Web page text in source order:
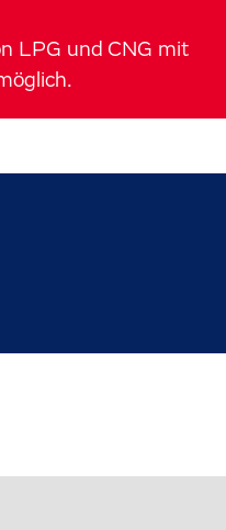
LPG und CNG mit